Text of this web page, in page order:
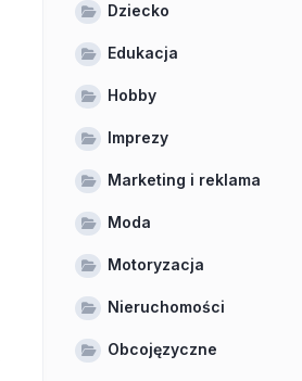
Dziecko
Edukacja
Hobby
Imprezy
Marketing i reklama
Moda
Motoryzacja
Nieruchomości
Obcojęzyczne